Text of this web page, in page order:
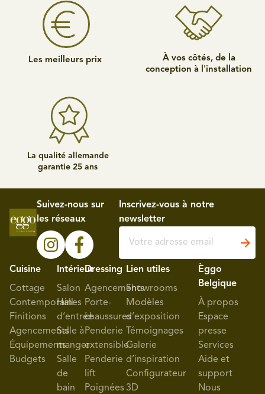
Les meilleurs prix
À vos côtés, de la
conception à l'installation
La qualité allemande
garantie 25 ans
Suivez-nous sur
les réseaux
Inscrivez-vous à notre
newsletter
Cuisine
Cottage
Contemporaines
Finitions
Agencements
Équipements
Budgets
Intérieur
Salon
Hall
d’entrée
Salle à
manger
Salle
de
bain
Dressing
Agencements
Porte-
chaussures
Penderie
extensible
Penderie
lift
Poignées
Lien utiles
Showrooms
Modèles
d’exposition
Témoignages
Galerie
d’inspiration
Configurateur
3D
Èggo
Belgique
À propos
Espace
presse
Services
Aide et
support
Nous